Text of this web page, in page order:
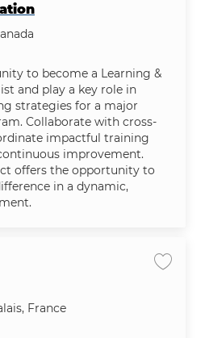
to become a Learning &
and play a key role in
strategies for a major
Collaborate with cross-
impactful training
improvement.
offers the opportunity to
in a dynamic,
France